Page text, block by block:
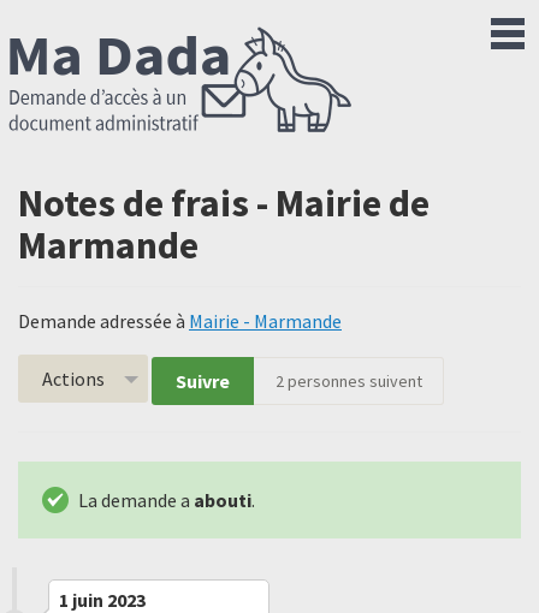
Notes de frais - Mairie de
Marmande
Demande adressée à Mairie - Marmande
Actions Suivre 2personnes suivent
La demande a abouti.
1 juin 2023